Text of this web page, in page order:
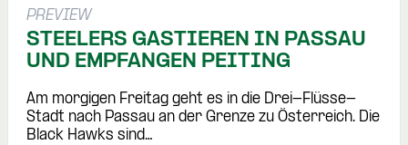
PREVIEW
STEELERS GASTIEREN IN PASSAU
UND EMPFANGEN PEITING
Am morgigen Freitag geht es in die Drei-Flüsse-
Stadt nach Passau an der Grenze zu Österreich. Die
Black Hawks sind…